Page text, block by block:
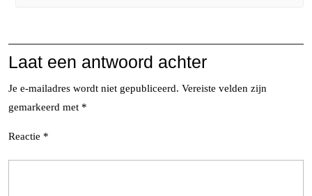
Laat een antwoord achter
Je e-mailadres wordt niet gepubliceerd. Vereiste velden zijn
gemarkeerd met *
Reactie *